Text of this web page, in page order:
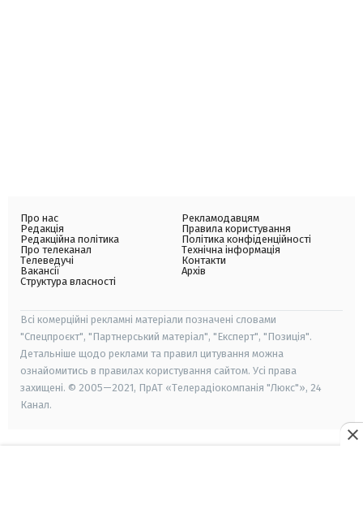
Про нас
Редакція
Редакційна політика
Про телеканал
Телеведучі
Вакансії
Структура власності
Рекламодавцям
Правила користування
Політика конфіденційності
Технічна інформація
Контакти
Архів
Всі комерційні рекламні матеріали позначені словами
"Спецпроєкт", "Партнерський матеріал", "Експерт", "Позиція".
Детальніше щодо реклами та правил цитування можна
ознайомитись в правилах користування сайтом. Усі права
захищені. © 2005—2021, ПрАТ «Телерадіокомпанія "Люкс"», 24
Канал.